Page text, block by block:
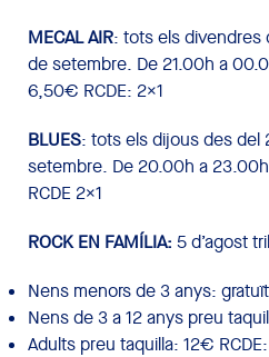
MECAL AIR: tots els divendres
de setembre. De 21.00h a
6,50€ RCDE: 2x1
BLUES: tots els dijous des del
setembre. De 20.00h a
RCDE 2x1
ROCK EN FAMÍLIA: 5 d’agost
Nens menors de 3 anys: gratuït
Nens de 3 a 12 anys preu
Adults preu taquilla: 12€